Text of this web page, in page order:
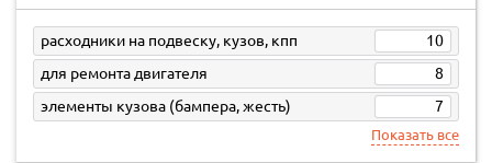
расходники на подвеску, кузов, кпп
10
для ремонта двигателя
8
элементы кузова (бампера, жесть)
7
Показать все